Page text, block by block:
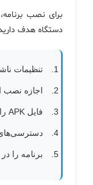
دستگاه هدف
تنظیمات
اجازه نصب
فایل APK را دانلود و نصب کنید
دسترسی‌های
برنامه را